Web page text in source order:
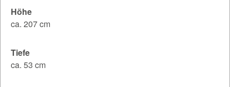
Höhe
ca. 207 cm
Tiefe
ca. 53 cm